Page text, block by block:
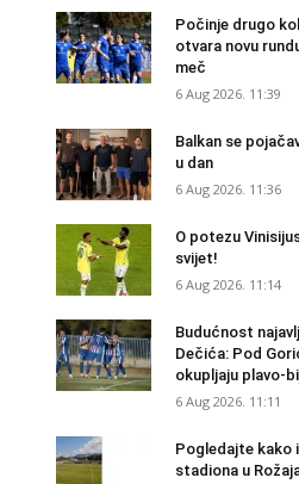
Počinje drugo
otvara novu
meč
6 Aug 2026. 11:39
Balkan se
u dan
6 Aug 2026. 11:36
O potezu
svijet!
6 Aug 2026. 11:14
Budućnost
Dečića: Pod
okupljaju plavo-
6 Aug 2026. 11:11
Pogledajte kako
stadiona u